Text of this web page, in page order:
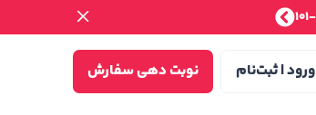
ورود | ثبت‌نام نوبت دهی سفارش